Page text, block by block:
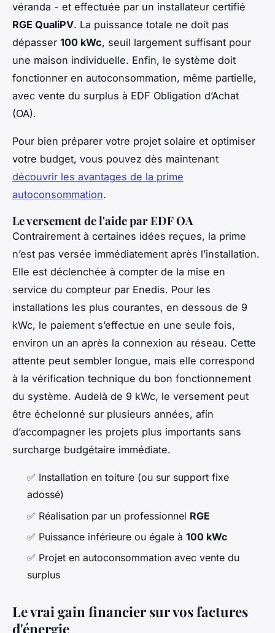
véranda - et effectuée par un installateur certifié
RGE QualiPV. La puissance totale ne doit pas
dépasser 100 kWc, seuil largement suffisant pour
une maison individuelle. Enfin, le système doit
fonctionner en autoconsommation, même partielle,
avec vente du surplus à EDF Obligation d’Achat
(OA).
Pour bien préparer votre projet solaire et optimiser
votre budget, vous pouvez dès maintenant
découvrir les avantages de la prime
autoconsommation.
Le versement de l'aide par EDF OA
Contrairement à certaines idées reçues, la prime
n’est pas versée immédiatement après l’installation.
Elle est déclenchée à compter de la mise en
service du compteur par Enedis. Pour les
installations les plus courantes, en dessous de 9
kWc, le paiement s’effectue en une seule fois,
environ un an après la connexion au réseau. Cette
attente peut sembler longue, mais elle correspond
à la vérification technique du bon fonctionnement
du système. Audelà de 9 kWc, le versement peut
être échelonné sur plusieurs années, afin
d’accompagner les projets plus importants sans
surcharge budgétaire immédiate.
✅ Installation en toiture (ou sur support fixe
adossé)
✅ Réalisation par un professionnel RGE
✅ Puissance inférieure ou égale à 100 kWc
✅ Projet en autoconsommation avec vente du
surplus
Le vrai gain financier sur vos factures
d'énergie